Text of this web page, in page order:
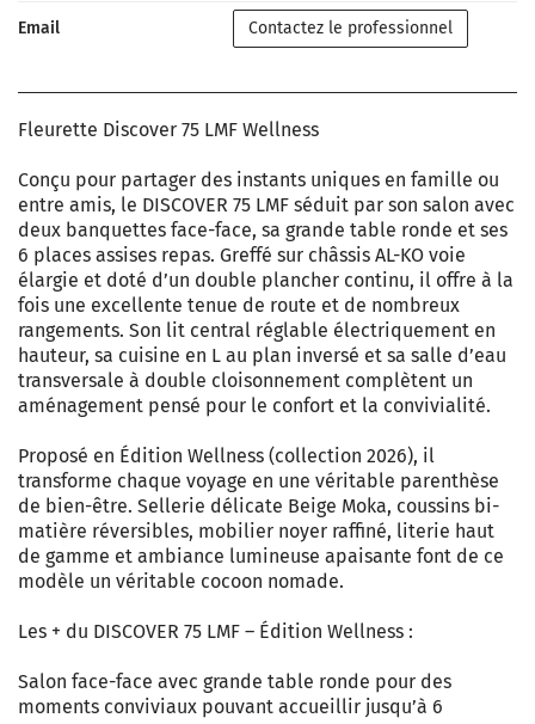
Email Contactez le professionnel
Fleurette Discover 75 LMF Wellness
Conçu pour partager des instants uniques en famille ou
entre amis, le DISCOVER 75 LMF séduit par son salon avec
deux banquettes face-face, sa grande table ronde et ses
6 places assises repas. Greffé sur châssis AL-KO voie
élargie et doté d’un double plancher continu, il offre à la
fois une excellente tenue de route et de nombreux
rangements. Son lit central réglable électriquement en
hauteur, sa cuisine en L au plan inversé et sa salle d’eau
transversale à double cloisonnement complètent un
aménagement pensé pour le confort et la convivialité.
Proposé en Édition Wellness (collection 2026), il
transforme chaque voyage en une véritable parenthèse
de bien-être. Sellerie délicate Beige Moka, coussins bi-
matière réversibles, mobilier noyer raffiné, literie haut
de gamme et ambiance lumineuse apaisante font de ce
modèle un véritable cocoon nomade.
Les + du DISCOVER 75 LMF – Édition Wellness :
Salon face-face avec grande table ronde pour des
moments conviviaux pouvant accueillir jusqu’à 6